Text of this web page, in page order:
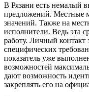
В Рязани есть немалый
предложений. Местные
значений. Также на
исполнители. Ведь эта
работу. Личный контакт
специфических
показатель уже
возможностей
дают возможность
закреплять его на